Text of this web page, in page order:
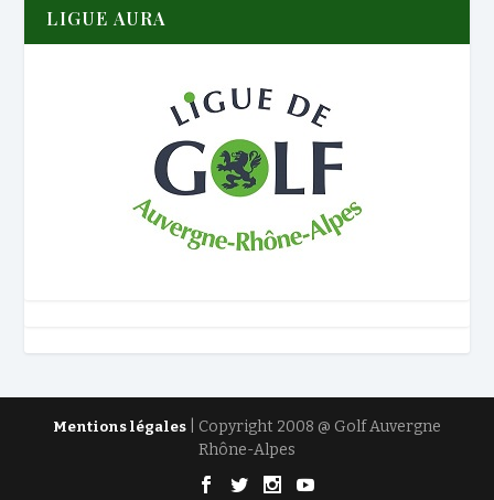
LIGUE AURA
Mentions légales | Copyright 2008 @ Golf Auvergne
Rhône-Alpes